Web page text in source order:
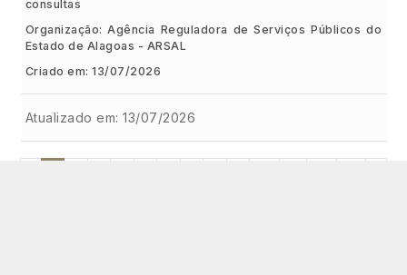
consultas
Organização: Agência Reguladora de Serviços Públicos do
Estado de Alagoas - ARSAL
Criado em: 13/07/2026
Atualizado em: 13/07/2026